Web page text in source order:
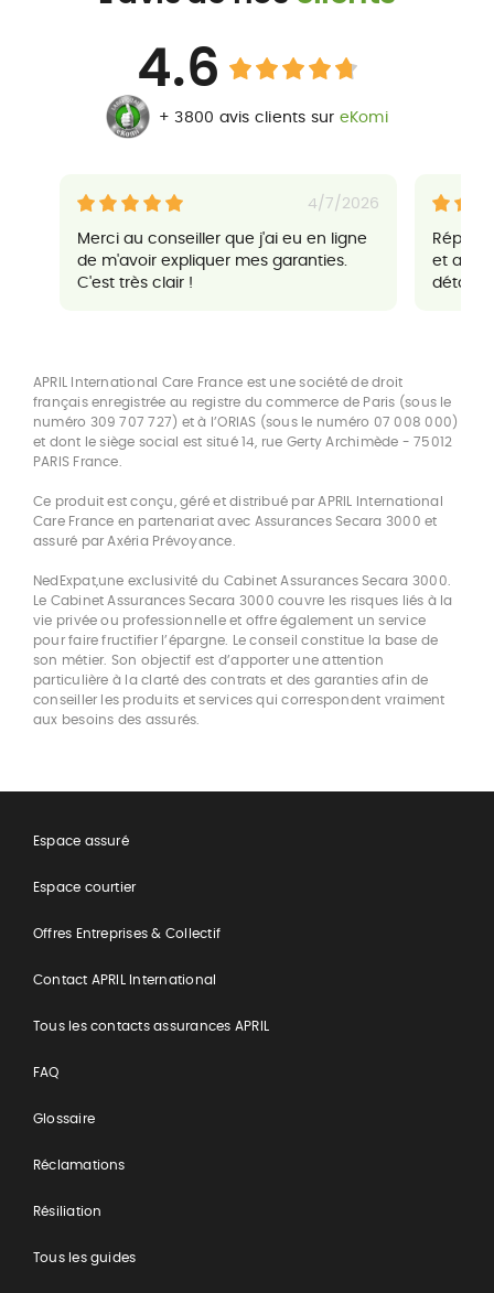
4.6
+ 3800 avis clients sur eKomi
4/7/2026
Merci au conseiller que j'ai eu en ligne
de m'avoir expliquer mes garanties.
C'est très clair !
et
APRIL International Care France est une société de droit
français enregistrée au registre du commerce de Paris (sous le
numéro 309 707 727) et à l’ORIAS (sous le numéro 07 008 000)
et dont le siège social est situé 14, rue Gerty Archimède - 75012
PARIS France.
Ce produit est conçu, géré et distribué par APRIL International
Care France en partenariat avec Assurances Secara 3000 et
assuré par Axéria Prévoyance.
NedExpat,une exclusivité du Cabinet Assurances Secara 3000.
Le Cabinet Assurances Secara 3000 couvre les risques liés à la
vie privée ou professionnelle et offre également un service
pour faire fructifier l’épargne. Le conseil constitue la base de
son métier. Son objectif est d’apporter une attention
particulière à la clarté des contrats et des garanties afin de
conseiller les produits et services qui correspondent vraiment
aux besoins des assurés.
Espace assuré
Espace courtier
Offres Entreprises & Collectif
Contact APRIL International
Tous les contacts assurances APRIL
FAQ
Glossaire
Réclamations
Résiliation
Tous les guides